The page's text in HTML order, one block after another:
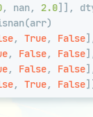
, nan, 2.0]],
, True, False
, False, False
, False, False
, True, False